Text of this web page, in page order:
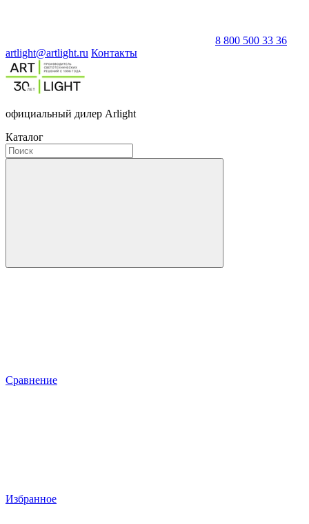
8 800 500 33 36
artlight@artlight.ru Контакты
официальный дилер Arlight
Каталог
Сравнение
Избранное